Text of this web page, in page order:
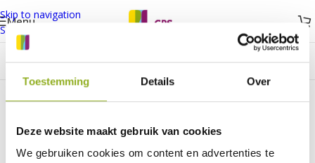
Toestemming Details Over
Deze website maakt gebruik van cookies
We gebruiken cookies om content en advertenties te
Skip to navigation
Skip to main content
Menu